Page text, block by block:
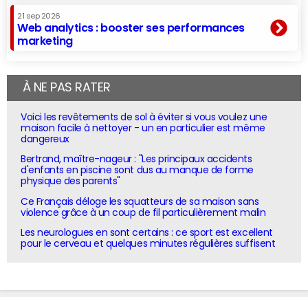
21 sep 2026
Web analytics : booster ses performances
marketing
À NE PAS RATER
Voici les revêtements de sol à éviter si vous voulez une
maison facile à nettoyer - un en particulier est même
dangereux
Bertrand, maître-nageur : "Les principaux accidents
d'enfants en piscine sont dus au manque de forme
physique des parents"
Ce Français déloge les squatteurs de sa maison sans
violence grâce à un coup de fil particulièrement malin
Les neurologues en sont certains : ce sport est excellent
pour le cerveau et quelques minutes régulières suffisent